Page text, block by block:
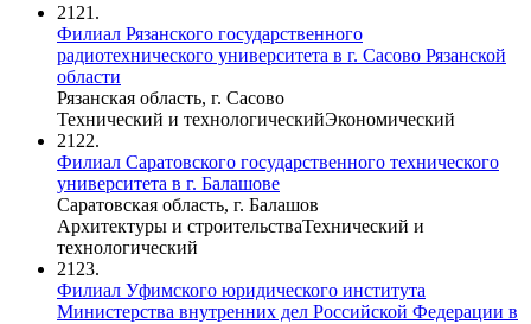
2121.
Филиал Рязанского государственного
радиотехнического университета в г. Сасово Рязанской
области
Рязанская область, г. Сасово
Технический и технологическийЭкономический
2122.
Филиал Саратовского государственного технического
университета в г. Балашове
Саратовская область, г. Балашов
Архитектуры и строительстваТехнический и
технологический
2123.
Филиал Уфимского юридического института
Министерства внутренних дел Российской Федерации в